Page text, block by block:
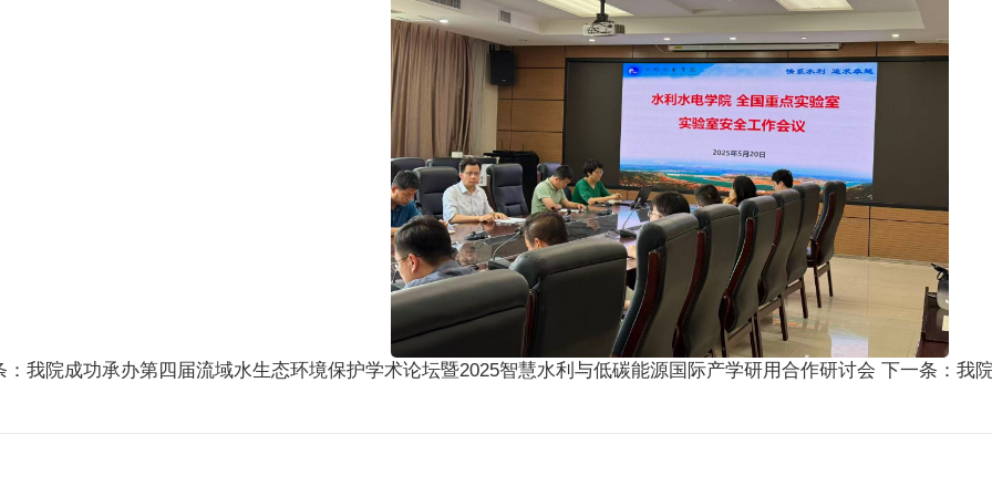
我院成功承办第四届流域水生态环境保护学术论坛暨2025智慧水利与低碳能源国际产学研用合作研讨会 下一条： 我